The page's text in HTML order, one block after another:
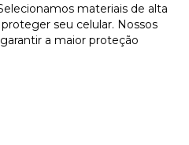
materiais de alta
seu celular. Nossos
a maior proteção